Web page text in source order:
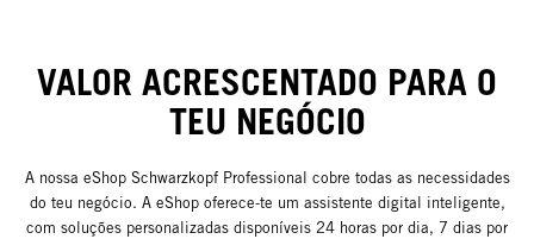
VALOR ACRESCENTADO PARA O
TEU NEGÓCIO
A nossa eShop Schwarzkopf Professional cobre todas as necessidades
do teu negócio. A eShop oferece-te um assistente digital inteligente,
com soluções personalizadas disponíveis 24 horas por dia, 7 dias por